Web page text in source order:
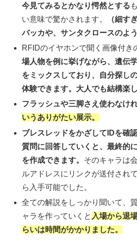
今見てみるとかなり愕然とする
い意味で驚かされます。
（細す
バッカや、サンタクロースのよ
RFIDのイヤホンで聞く画像付き
場人物を例に挙げながら、遺伝
をミックスしており、自分探し
体験できます。大人でも結構楽し
フラッシュや三脚さえ使わなけ
いうありがたい展示。
ブレスレッドをかざしてIDを確
質問に回答していくと、最終的
を作成できます。 そのキャラは
ルアドレスにリンクが送付され
ら入手可能でした。
全ての解説をしっかり聞いて、
ャラを作っていくと 入場から退
らいは時間がかかりました。